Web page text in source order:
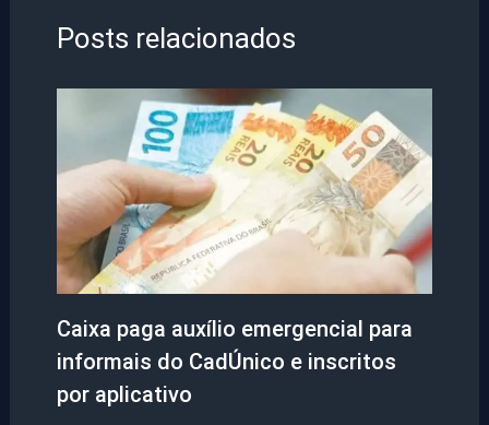
Posts relacionados
Caixa paga auxílio emergencial para
informais do CadÚnico e inscritos
por aplicativo